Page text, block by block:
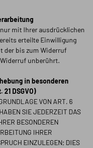
mit Ihrer ausdrücklichen
erteilte Einwilligung
der bis zum Widerruf
unberührt.
in besonderen
DSGVO)
VON ART. 6
SIE JEDERZEIT DAS
BESONDEREN
IHRER
EINZULEGEN; DIES